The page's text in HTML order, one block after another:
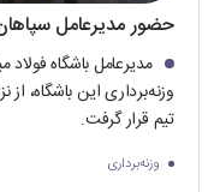
حضور مدیرعامل سپاهان
مدیرعامل باشگاه
وزنه‌برداری این باشگاه،
تیم قرار گرفت.
وزنه‌برداری